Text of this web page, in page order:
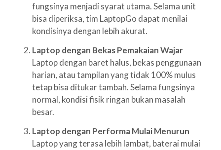
fungsinya menjadi syarat utama. Selama unit
bisa diperiksa, tim LaptopGo dapat menilai
kondisinya dengan lebih akurat.
Laptop dengan Bekas Pemakaian Wajar
Laptop dengan baret halus, bekas penggunaan
harian, atau tampilan yang tidak 100% mulus
tetap bisa ditukar tambah. Selama fungsinya
normal, kondisi fisik ringan bukan masalah
besar.
Laptop dengan Performa Mulai Menurun
Laptop yang terasa lebih lambat, baterai mulai